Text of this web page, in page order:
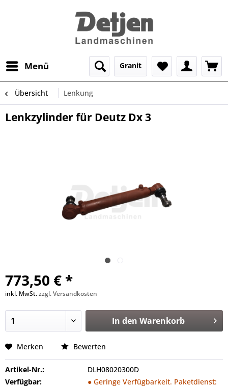
Menü Granit
Übersicht Lenkung
Lenkzylinder für Deutz Dx 3
773,50 € *
inkl. MwSt.zzgl. Versandkosten
In den Warenkorb
Merken Bewerten
Artikel-Nr.:
DLH08020300D
Verfügbar:
● Geringe Verfügbarkeit. Paketdienst: